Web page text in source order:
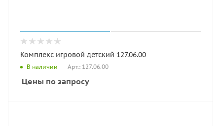
Комплекс игровой детский 127.06.00
В наличии Арт.: 127.06.00
Цены по запросу